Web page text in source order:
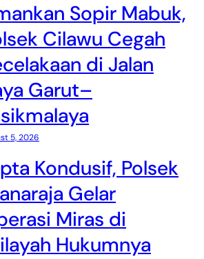
Sopir Mabuk,
Cilawu Cegah
di Jalan
Garut–
5, 2026
Kondusif, Polsek
Gelar
Miras di
Hukumnya